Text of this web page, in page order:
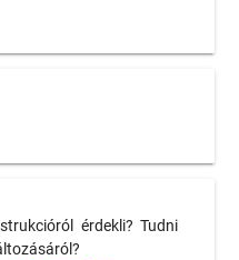
érdekli? Tudni